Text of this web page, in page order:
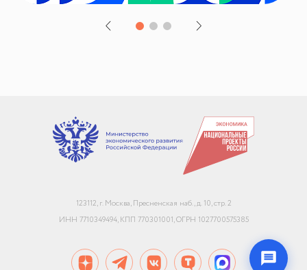
123112, г. Москва, Пресненская наб., д. 10, стр. 2
ИНН 7710349494, КПП 770301001, ОГРН 1027700575385
Я согласен собработкой персональных данныхи
политикой использования
Конфиденциально. Не передаём данные третьим лицам